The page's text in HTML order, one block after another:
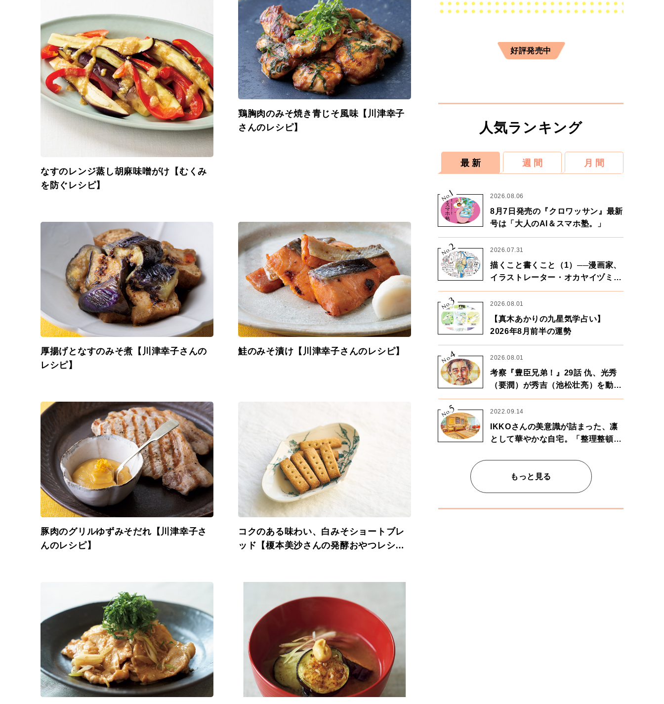
なすのレンジ蒸し胡麻味噌がけ【むくみ
を防ぐレシピ】
鶏胸肉のみそ焼き青じそ風味【川津幸子
さんのレシピ】
厚揚げとなすのみそ煮【川津幸子さんの
レシピ】
鮭のみそ漬け【川津幸子さんのレシピ】
豚肉のグリルゆずみそだれ【川津幸子さ
んのレシピ】
コクのある味わい、白みそショートブレ
ッド【榎本美沙さんの発酵おやつレシ
好評発売中
人気ランキング
最 新 週 間 月 間
No.
1 2026.08.06
8月7日発売の『クロワッサン』最新
号は「大人のAI＆スマホ塾。」
No.2 2026.07.31
描くこと書くこと（1）──漫画家、
イラストレーター・オカヤイヅミさ
ん×漫画家・鶴谷香央理さん
No.
3 2026.08.01
【真木あかりの九星気学占い】
2026年8月前半の運勢
No.
4 2026.08.01
考察『豊臣兄弟！』29話 仇、光秀
（要潤）が秀吉（池松壮亮）を動か
す。天下に向けた兄弟の分岐点。
No.
5 2022.09.14
IKKOさんの美意識が詰まった、凛
として華やかな自宅。「整理整頓は
もっと見る